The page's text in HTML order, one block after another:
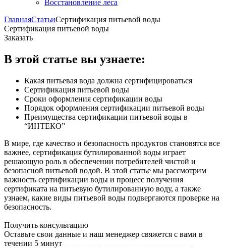
Восстановление леса
ГлавнаяСтатьиСертификация питьевой воды
Сертификация питьевой воды
Заказать
В этой статье вы узнаете:
Какая питьевая вода должна сертифицироваться
Сертификация питьевой воды
Сроки оформления сертификации воды
Порядок оформления сертификации питьевой воды
Преимущества сертификации питьевой воды в
“ИНТЕКО”
В мире, где качество и безопасность продуктов становятся все
важнее, сертификация бутилированной воды играет
решающую роль в обеспечении потребителей чистой и
безопасной питьевой водой. В этой статье мы рассмотрим
важность сертификации воды и процесс получения
сертификата на питьевую бутилированную воду, а также
узнаем, какие виды питьевой воды подвергаются проверке на
безопасность.
Получить консультацию
Оставьте свои данные и наш менеджер свяжется с вами в
течении 5 минут